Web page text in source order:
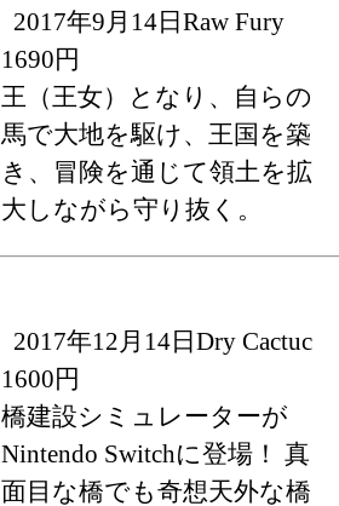
2017年9月14日Raw Fury
1690円
王（王女）となり、自らの
馬で大地を駆け、王国を築
き、冒険を通じて領土を拡
大しながら守り抜く。
2017年12月14日Dry Cactuc
1600円
橋建設シミュレーターが
Nintendo Switchに登場！ 真
面目な橋でも奇想天外な橋